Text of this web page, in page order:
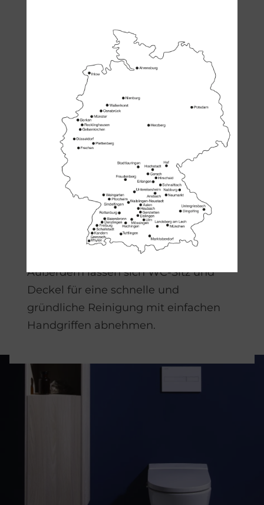
Ein­ge­bau­te Rei­ni­
gungs­freund­
lich­keit
Cleanet Navia ist reinigungsfreundlich
und damit absolut alltagstauglich. Die
Keramik selbst ist fugenfrei und
spülrandlos und zusätzlich mit der
schmutzabweisenden
Oberflächenveredelung LCC versehen,
was die Pflege zusätzlich erleichtert.
Außerdem lassen sich WC-Sitz und
Deckel für eine schnelle und
gründliche Reinigung mit einfachen
Handgriffen abnehmen.